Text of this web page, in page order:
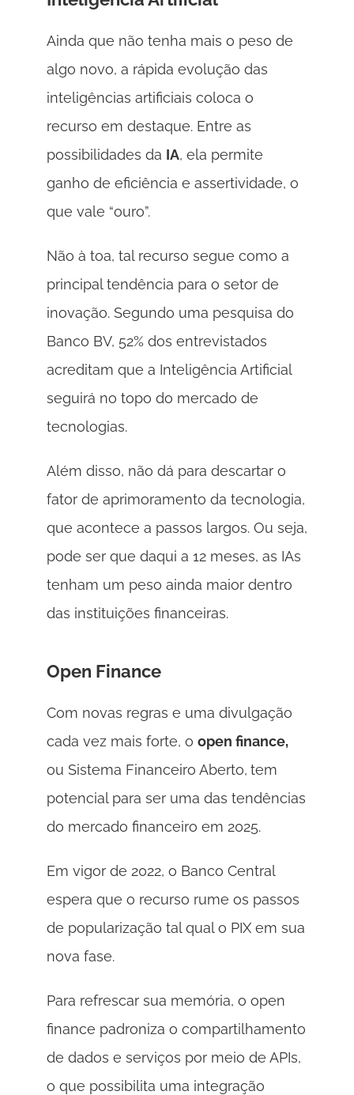
Ainda que não tenha mais o peso de
algo novo, a rápida evolução das
inteligências artificiais coloca o
recurso em destaque. Entre as
possibilidades da IA, ela permite
ganho de eficiência e assertividade, o
que vale “ouro”.
Não à toa, tal recurso segue como a
principal tendência para o setor de
inovação. Segundo uma pesquisa do
Banco BV, 52% dos entrevistados
acreditam que a Inteligência Artificial
seguirá no topo do mercado de
tecnologias.
Além disso, não dá para descartar o
fator de aprimoramento da tecnologia,
que acontece a passos largos. Ou seja,
pode ser que daqui a 12 meses, as IAs
tenham um peso ainda maior dentro
das instituições financeiras.
Open Finance
Com novas regras e uma divulgação
cada vez mais forte, o
ou Sistema Financeiro Aberto, tem
potencial para ser uma das tendências
do mercado financeiro em 2025.
Em vigor de 2022, o Banco Central
espera que o recurso rume os passos
de popularização tal qual o PIX em sua
nova fase.
Para refrescar sua memória, o open
finance padroniza o compartilhamento
de dados e serviços por meio de APIs,
o que possibilita uma integração